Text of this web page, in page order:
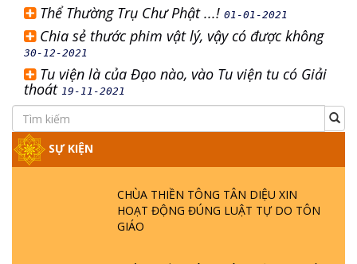
Thể Thường Trụ Chư Phật ...! 01-01-2021
Chia sẻ thước phim vật lý, vậy có được không
30-12-2021
Tu viện là của Đạo nào, vào Tu viện tu có Giải
thoát 19-11-2021
SỰ KIỆN
CHÙA THIỀN TÔNG TÂN DIỆU XIN
HOẠT ĐỘNG ĐÚNG LUẬT TỰ DO TÔN
GIÁO